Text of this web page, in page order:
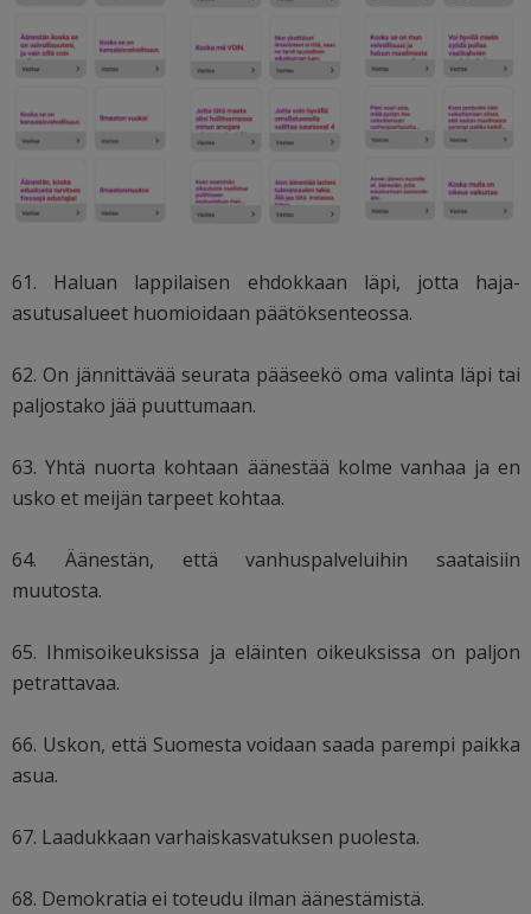
61. Haluan lappilaisen ehdokkaan läpi, jotta haja-
asutusalueet huomioidaan päätöksenteossa.
62. On jännittävää seurata pääseekö oma valinta läpi tai
paljostako jää puuttumaan.
63. Yhtä nuorta kohtaan äänestää kolme vanhaa ja en
usko et meijän tarpeet kohtaa.
64. Äänestän, että vanhuspalveluihin saataisiin
muutosta.
65. Ihmisoikeuksissa ja eläinten oikeuksissa on paljon
petrattavaa.
66. Uskon, että Suomesta voidaan saada parempi paikka
asua.
67. Laadukkaan varhaiskasvatuksen puolesta.
68. Demokratia ei toteudu ilman äänestämistä.